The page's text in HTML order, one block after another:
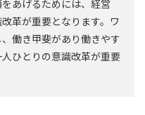
あげるためには、経営
革が重要となります。ワ
働き甲斐があり働きやす
ひとりの意識改革が重要